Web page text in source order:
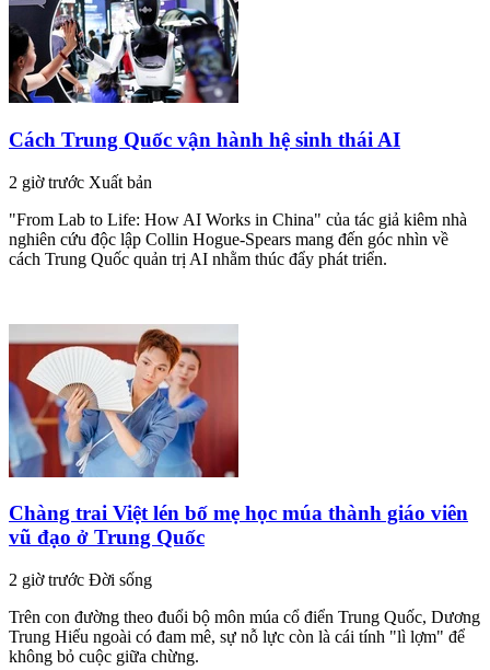
Cách Trung Quốc vận hành hệ sinh thái AI
2 giờ trước Xuất bản
"From Lab to Life: How AI Works in China" của tác giả kiêm nhà
nghiên cứu độc lập Collin Hogue-Spears mang đến góc nhìn về
cách Trung Quốc quản trị AI nhằm thúc đẩy phát triển.
Chàng trai Việt lén bố mẹ học múa thành giáo viên
vũ đạo ở Trung Quốc
2 giờ trước Đời sống
Trên con đường theo đuổi bộ môn múa cổ điển Trung Quốc, Dương
Trung Hiếu ngoài có đam mê, sự nỗ lực còn là cái tính "lì lợm" để
không bỏ cuộc giữa chừng.